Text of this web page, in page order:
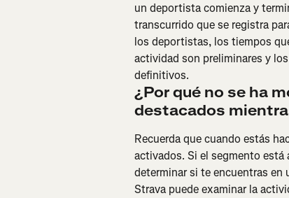
un deportista comienza y
transcurrido que se registra
los deportistas, los tiempos
actividad son preliminares y
definitivos.
¿Por qué no se ha
destacados
Recuerda que cuando estás
activados. Si el segmento está
determinar si te encuentras en
Strava puede examinar la